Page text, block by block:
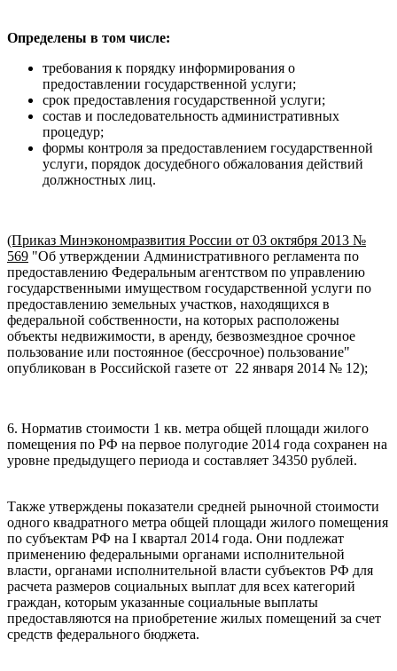
Определены в том числе:
требования к порядку информирования о
предоставлении государственной услуги;
срок предоставления государственной услуги;
состав и последовательность административных
процедур;
формы контроля за предоставлением государственной
услуги, порядок досудебного обжалования действий
должностных лиц.
(Приказ Минэкономразвития России от 03 октября 2013 №
569 "Об утверждении Административного регламента по
предоставлению Федеральным агентством по управлению
государственными имуществом государственной услуги по
предоставлению земельных участков, находящихся в
федеральной собственности, на которых расположены
объекты недвижимости, в аренду, безвозмездное срочное
пользование или постоянное (бессрочное) пользование"
опубликован в Российской газете от 22 января 2014 № 12);
6. Норматив стоимости 1 кв. метра общей площади жилого
помещения по РФ на первое полугодие 2014 года сохранен на
уровне предыдущего периода и составляет 34350 рублей.
Также утверждены показатели средней рыночной стоимости
одного квадратного метра общей площади жилого помещения
по субъектам РФ на I квартал 2014 года. Они подлежат
применению федеральными органами исполнительной
власти, органами исполнительной власти субъектов РФ для
расчета размеров социальных выплат для всех категорий
граждан, которым указанные социальные выплаты
предоставляются на приобретение жилых помещений за счет
средств федерального бюджета.